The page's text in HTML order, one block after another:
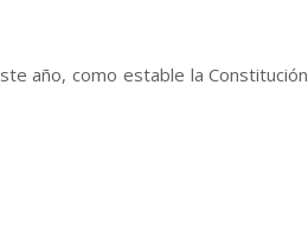
año, como estable la Constitución